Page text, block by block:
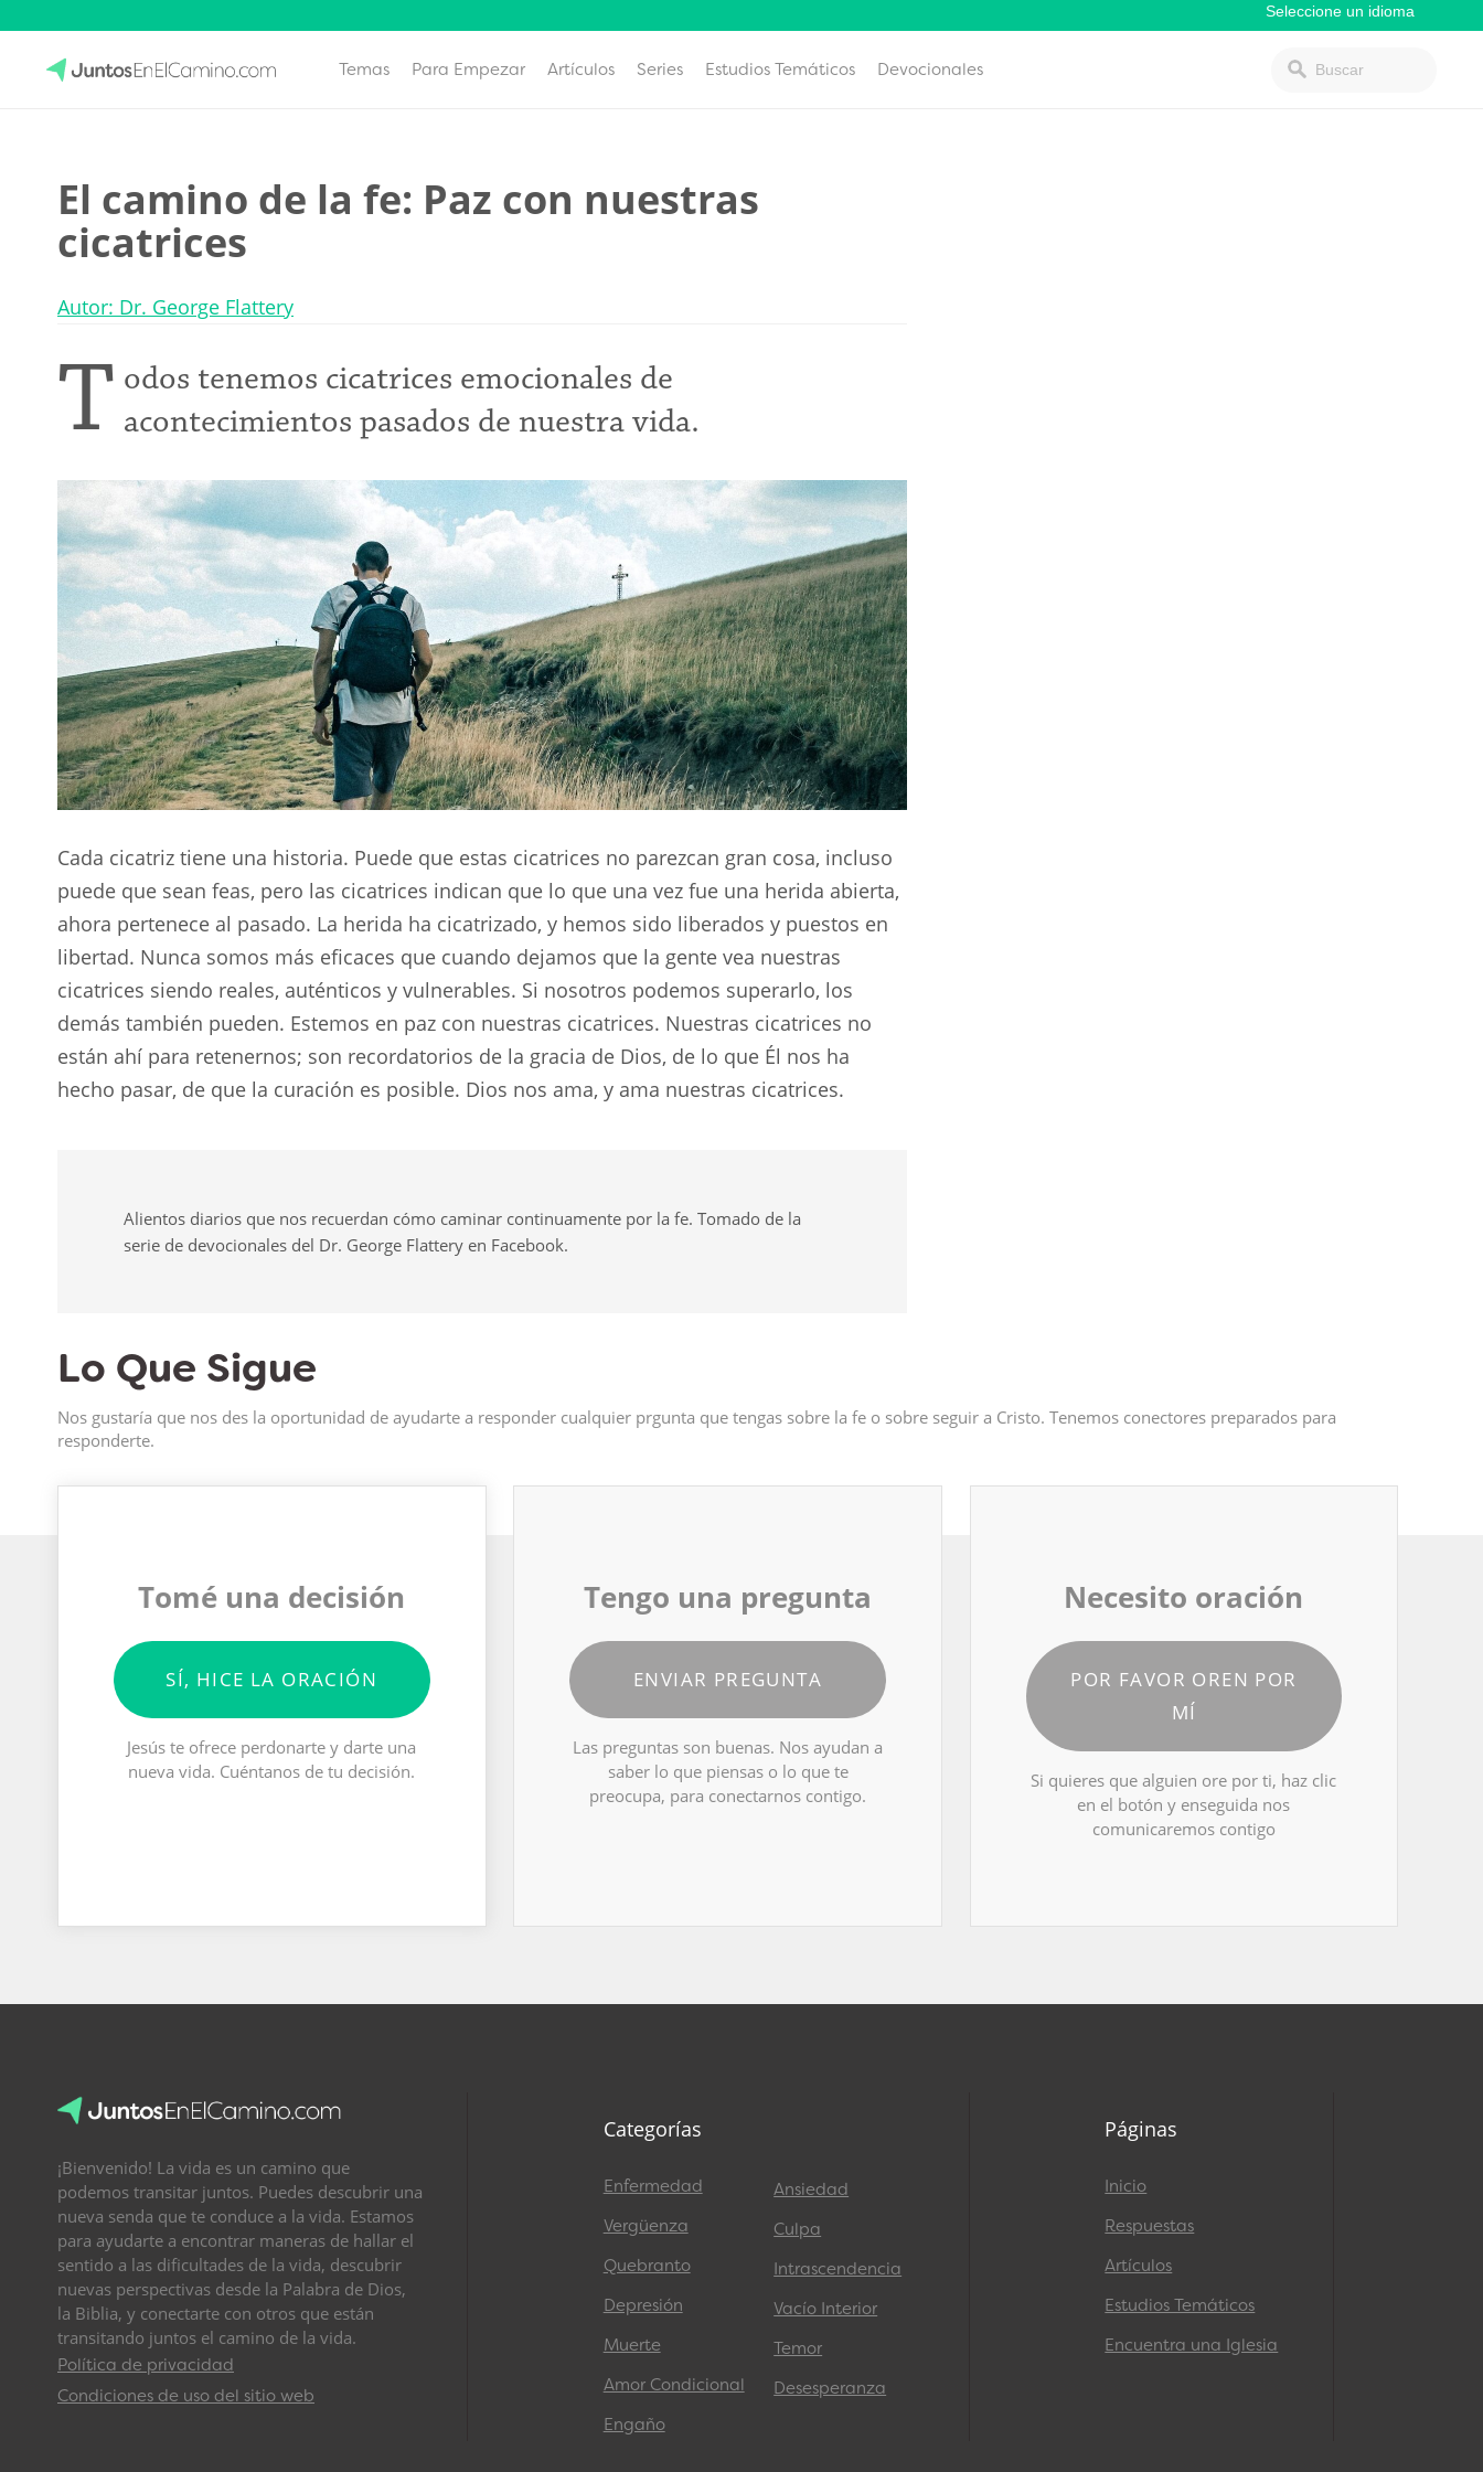
Temas Para Empezar Artículos Series Estudios Temáticos Devocionales
El camino de la fe: Paz con nuestras
cicatrices
Autor: Dr. George Flattery
T odos tenemos cicatrices emocionales de
acontecimientos pasados de nuestra vida.
Cada cicatriz tiene una historia. Puede que estas cicatrices no parezcan gran cosa, incluso
puede que sean feas, pero las cicatrices indican que lo que una vez fue una herida abierta,
ahora pertenece al pasado. La herida ha cicatrizado, y hemos sido liberados y puestos en
libertad. Nunca somos más eficaces que cuando dejamos que la gente vea nuestras
cicatrices siendo reales, auténticos y vulnerables. Si nosotros podemos superarlo, los
demás también pueden. Estemos en paz con nuestras cicatrices. Nuestras cicatrices no
están ahí para retenernos; son recordatorios de la gracia de Dios, de lo que Él nos ha
hecho pasar, de que la curación es posible. Dios nos ama, y ama nuestras cicatrices.
Alientos diarios que nos recuerdan cómo caminar continuamente por la fe. Tomado de la
serie de devocionales del Dr. George Flattery en Facebook.
Lo Que Sigue
Nos gustaría que nos des la oportunidad de ayudarte a responder cualquier prgunta que tengas sobre la fe o sobre seguir a Cristo. Tenemos conectores preparados para
responderte.
Tomé una decisión
SÍ, HICE LA ORACIÓN
Jesús te ofrece perdonarte y darte una
nueva vida. Cuéntanos de tu decisión.
Tengo una pregunta
ENVIAR PREGUNTA
Las preguntas son buenas. Nos ayudan a
saber lo que piensas o lo que te
preocupa, para conectarnos contigo.
Necesito oración
POR FAVOR OREN POR
MÍ
Si quieres que alguien ore por ti, haz clic
en el botón y enseguida nos
comunicaremos contigo
¡Bienvenido! La vida es un camino que
podemos transitar juntos. Puedes descubrir una
nueva senda que te conduce a la vida. Estamos
para ayudarte a encontrar maneras de hallar el
sentido a las dificultades de la vida, descubrir
nuevas perspectivas desde la Palabra de Dios,
la Biblia, y conectarte con otros que están
transitando juntos el camino de la vida.
Política de privacidad
Condiciones de uso del sitio web
Categorías
Enfermedad
Vergüenza
Quebranto
Depresión
Muerte
Amor Condicional
Engaño
Ansiedad
Culpa
Intrascendencia
Vacío Interior
Temor
Desesperanza
Páginas
Inicio
Respuestas
Artículos
Estudios Temáticos
Encuentra una Iglesia